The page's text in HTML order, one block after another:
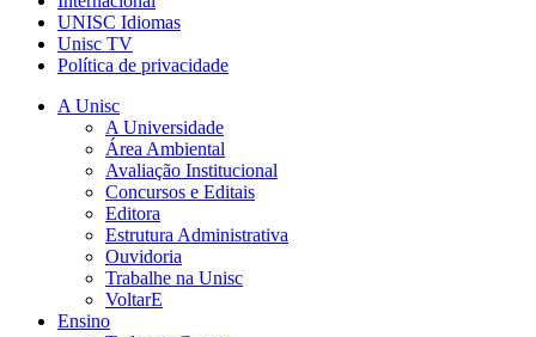
UNISC Idiomas
Unisc TV
Política de privacidade
A Unisc
A Universidade
Área Ambiental
Avaliação Institucional
Concursos e Editais
Editora
Estrutura Administrativa
Ouvidoria
Trabalhe na Unisc
VoltarE
Ensino